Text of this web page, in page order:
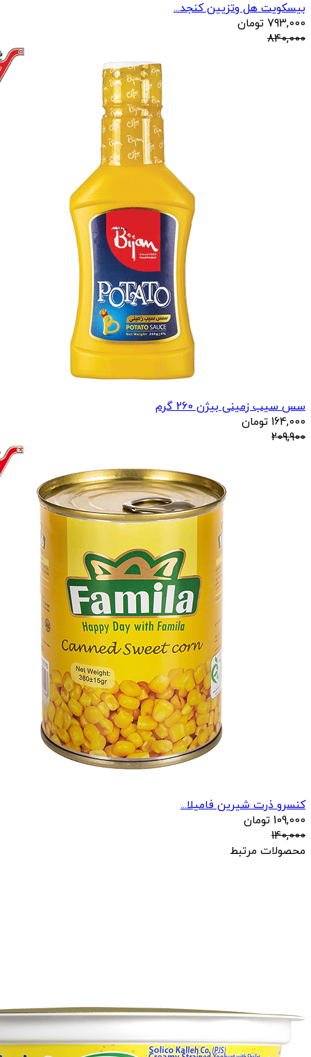
بیسکویت هل وتزیین کنجد...
793,000 تومان
840,000
سس سیب زمینی بیژن 260 گرم
164,000 تومان
209,900
کنسرو ذرت شیرین فامیلا...
109,000 تومان
140,000
محصولات مرتبط